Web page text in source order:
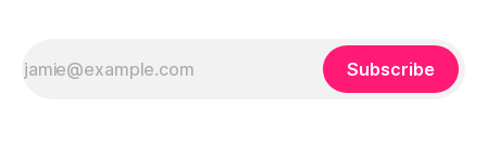
Subscribe